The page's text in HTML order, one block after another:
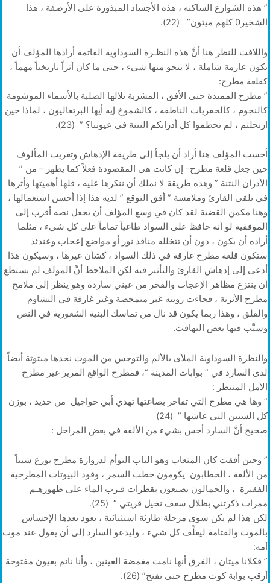
” هذه الشوارع الساكنه ، هذه الأجساد المبذورة على الأرصفة ، هذا
الشخير0 كلهم ميتون” (22).
واللافت للنظر هنا أنَّ هذه النظـرة السوداوية القاتمة أرادها المؤلف أن
تكون عارمة شاملة ، لا ينجو منها شيء ، حتى ما كان أثراً تاريخياً مهماً ،
كقلعة مطرح:
” مطرح الممتدة حتى الأفق ، المشربة تلالها الصلبة بالأسماء الموشومة
كالنجوم ، كالحفريات الناطقة ، كالشموخ إيه أيها البرتغاليون ، لماذا حين
ارتحلتم ، لم تحطموا كل أدرانكم النتنة في عيوننا؟ ” (23).
أحسب المؤلف هنا أراد أن يلجأ إلى طريقة الإدهاش وتغريب المألوف
حين جعل قلعة مطرح- إن كانت هي المقصودة فعلاً كما يظهر – من ”
الأدران النتنة ” وهذه طريقة لا نملك أن ننكرها عليه ، فلها أهميتها وأثرها
في تلقي القارئ وملامسة ” أفق التوقع ” لديه هذا إذا أحسن استعمالها ،
وهنا مكمن القضية لقد كان في وسع المؤلف أن يجعل نصه أقرب إلى
الموفقية لو أنه حافظ على السواد طاغياً تماماً على كل شيء ، مثلما
أراده أن يكون ، دون أن تتخلله منافذ نور أو مواضع إعجاب وعندئذ
ستكون قلعة مطرح غارقة في ذلك السواد ، كشأن غيرها ، وسيكون هذا
أدعى إلى إدهاش القارئ والتأثير فيه لكن الملاحظ أنَّ المؤلف لم يستطع
أن ينتزع مظاهر الإعجاب والفخر من عيني سارده وهو ينظر إلى ملامح
مطرح الأثرية ، فجاءت رؤيته غير متمحضة وغير غارقة في التشاؤم
والقلق ، وهذا ربما يكون قد نال من تماسك البنية الشعورية في النص
وسبَّب فيها بعض التهافت.
والنظرة السوداوية الملأى بالألم والتوجس من الموت نجدها مبثوثة أيضاً
لدى السارد في ” بوابات المدينة “، فمطرح الواقع المرير غير مطرح
الأمل المنتظر :
” وها هي مطرح التي تفاخر بصاغتها تهدي أبي حواجيل من حديد ، بوزن
كل السنين التي عاشها ” (24)
صحيح أنَّ السارد أحس بشيء من الألفة في بعض المراحل :
” وحين أفقت كان المثعاب وهو الباب التوأم لدروازة مطرح يوزع شيئاً
من الألفة ، الحطابون يكومون حطب السمر ، وقود البيوتات المطرحية
الفقيرة ، والحمالون يصنعون بقطرات قـرب الماء على ظهورهـم
ممرات ذكرتني بظلال سعف نخيل قريتي ” (25).
لكن هذا لم يكن سوى مرحلة طارئة استثنائية ، يعود بعدها الإحساس
بالموت والقتامة ليغلِّف كل شيء ، وليدعو السارد إلى أن يقول عند موت
أمه:
” فكلانا ميتان ، الفرق أنها نامت مغمضة العينين ، وأنا نائم بعيون مفتوحة
أرقب بوابة كوت مطرح حتى تفتح” (26).